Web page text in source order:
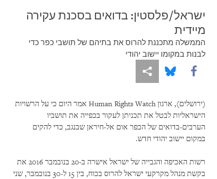
ישראל/פלסטין: בדואים בסכנת עקירה
מיידית
הממשלה מתכננת להרוס את בתיהם של תושבי כפר כדי
לבנות במקומו יישוב יהודי
Share this via Facebook
Share this via Bluesky
More sharing options
(ירושלים), ארגוןHuman Rights Watch אמר היום כי על הרשויות
הישראליות לבטל את תכניתן לעקור בכפייה את תושביו
הערבים-בדואים של הכפר אום אל-חיראן שבנגב, כדי להקים
במקום יישוב יהודי חדש.
רשות האכיפה והגבייה של ישראל אישרה ב-20 בנובמבר 2016 את
בקשת מנהל מקרקעי ישראל להרוס בכוח, בין 15 ל-30 בנובמבר, שני